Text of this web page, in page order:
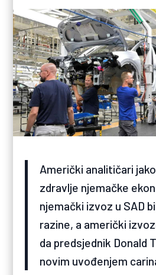
Američki analitičari
zdravlje njemačke
njemački izvoz u SAD
razine, a američki
da predsjednik Donald
novim uvođenjem